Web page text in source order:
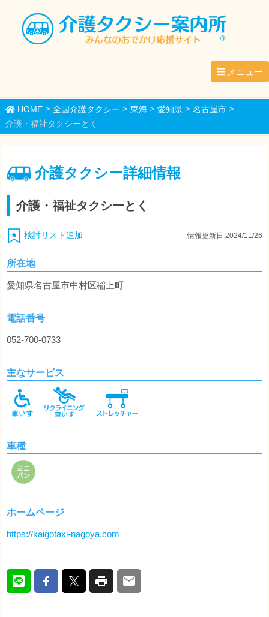
メニュー
HOME> 全国介護タクシー > 東海> 愛知県> 名古屋市>
介護・福祉タクシーとく
介護タクシー詳細情報
介護・福祉タクシーとく
検討リスト追加 情報更新日 2024/11/26
所在地
愛知県名古屋市中村区稲上町
電話番号
052-700-0733
主なサービス
車種
ホームページ
https://kaigotaxi-nagoya.com